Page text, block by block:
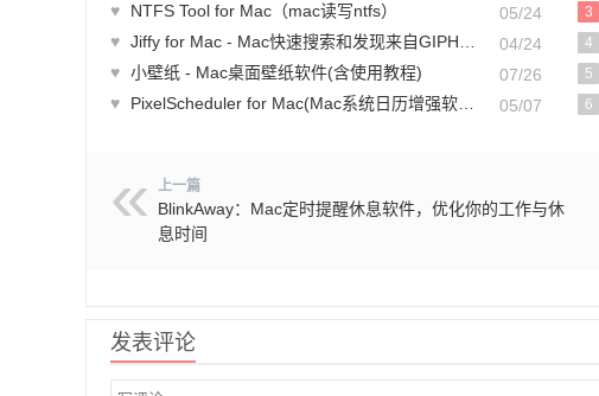
♥
NTFS Tool for Mac（mac读写ntfs）
05/24
♥ Jiffy for Mac - Mac快速搜索和发现来自GIPHY的Gif动图
04/24
♥ 小壁纸 - Mac桌面壁纸软件(含使用教程)
07/26
♥
PixelScheduler for Mac(Mac系统日历增强软件) 05/07
3
4
5
6
上一篇
BlinkAway：Mac定时提醒休息软件，优化你的工作与休
息时间
发表评论